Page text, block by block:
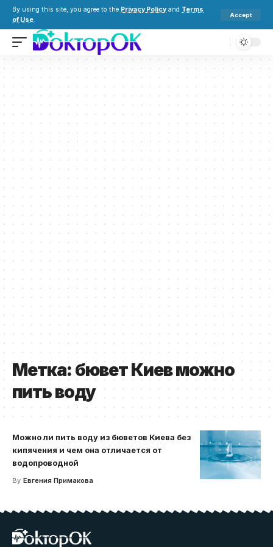
By using this site, you agree to the Privacy Policy and Terms
of Use.
Accept
Метка: бювет Киев можно
пить воду
Можно ли пить воду из бюветов Киева без
кипячения и чем она отличается от
водопроводной
By Евгения Примакова